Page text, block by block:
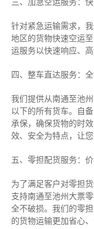
针对紧急运输需求，
地区的货物快速空运
运服务以快速响应、
四、整车直达服务：
我们提供从南通至池
以下的所有货车。自
承保，确保货物的时
效、安全为特点，让
五、零担配货服务：
为了满足客户对零担
支持南通至池州大票
全不破损。我们的零
的货物运输更加省心、